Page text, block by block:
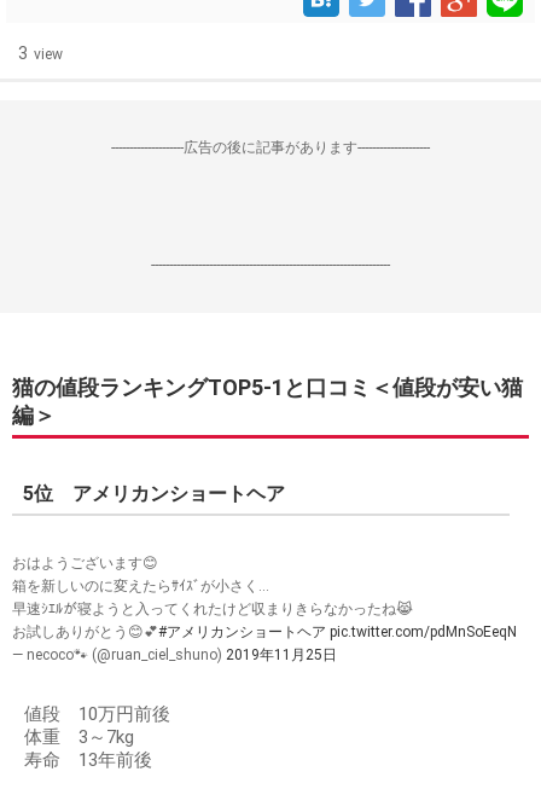
3 view
--------------------広告の後に記事があります--------------------
------------------------------------------------------------------
猫の値段ランキングTOP5-1と口コミ＜値段が安い猫
編＞
5位 アメリカンショートヘア
おはようございます😊
箱を新しいのに変えたらｻｲｽﾞが小さく…
早速ｼｴﾙが寝ようと入ってくれたけど収まりきらなかったね😹
お試しありがとう😊💕#アメリカンショートヘア pic.twitter.com/pdMnSoEeqN
— necoco🐾 (@ruan_ciel_shuno) 2019年11月25日
値段 10万円前後
体重 3～7kg
寿命 13年前後